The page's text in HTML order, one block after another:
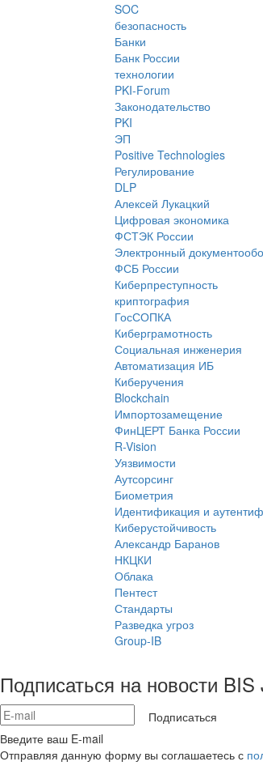
SOC
безопасность
Банки
Банк России
технологии
PKI-Forum
Законодательство
PKI
ЭП
Positive Technologies
Регулирование
DLP
Алексей Лукацкий
Цифровая экономика
ФСТЭК России
Электронный
ФСБ России
Киберпреступность
криптография
ГосСОПКА
Киберграмотность
Социальная инженерия
Автоматизация ИБ
Киберучения
Blockchain
Импортозамещение
ФинЦЕРТ Банка России
R-Vision
Уязвимости
Аутсорсинг
Биометрия
Идентификация и
Киберустойчивость
Александр Баранов
НКЦКИ
Облака
Пентест
Стандарты
Разведка угроз
Group-IB
Подписаться на новости
Подписаться
Введите ваш E-mail
Отправляя данную форму вы соглашаетесь с